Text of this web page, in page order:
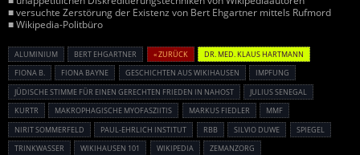
■ versuchte Zerstörung der Existenz von Bert Ehgartner mittels Rufmord
■ Wikipedia-Politbüro
ALUMINIUM BERT EHGARTNER « ZURÜCK
DR. MED. KLAUS HARTMANN
FIONA B.
FIONA BAYNE GESCHICHTEN AUS WIKIHAUSEN
IMPFUNG
JÜDISCHE STIMME FÜR EINEN GERECHTEN FRIEDEN IN NAHOST
JULIUS SENEGAL
KURTR
MAKROPHAGISCHE MYOFASZIITIS MARKUS FIEDLER
MMF
NIRIT SOMMERFELD
PAUL-EHRLICH INSTITUT RBB SILVIO DUWE
SPIEGEL
TRINKWASSER
WIKIHAUSEN 101 WIKIPEDIA ZEMANZORG